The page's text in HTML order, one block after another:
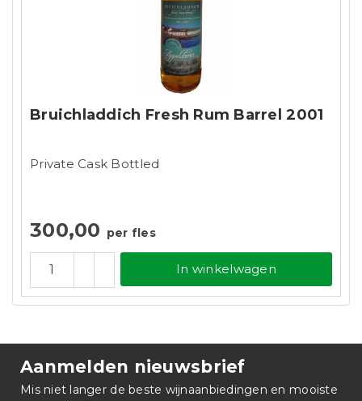
Bruichladdich Fresh Rum Barrel 2001
Private Cask Bottled
300,00 per fles
In winkelwagen
Aanmelden nieuwsbrief
Mis niet langer de beste wijnaanbiedingen en mooiste